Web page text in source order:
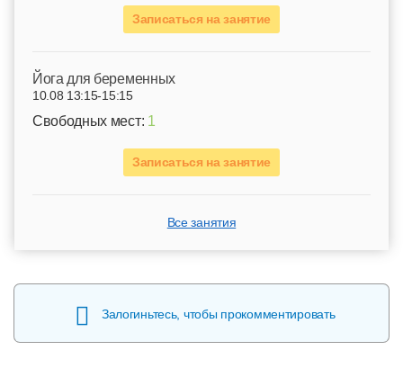
Записаться на занятие
Йога для беременных
10.08 13:15-15:15
Свободных мест: 1
Записаться на занятие
Все занятия
Залогиньтесь, чтобы прокомментировать